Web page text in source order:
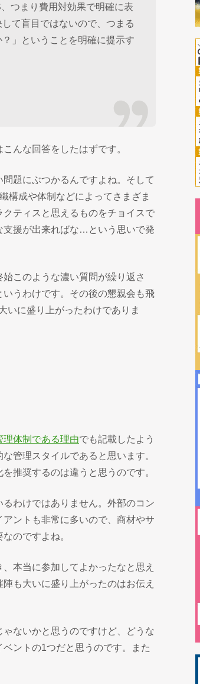
つまり費用対効果で明確に表
て盲目ではないので、つまる
」ということを明確に提示す
んな回答をしたはずです。
題にぶつかるんですよね。そして
構成や体制などによってさまざま
ティスと思えるものをチョイスで
支援が出来ればな…という思いで発
このような濃い質問が繰り返さ
うわけです。その後の懇親会も飛
いに盛り上がったわけでありま
体制である理由でも記載したよう
管理スタイルであると思います。
推奨するのは違うと思うのです。
わけではありません。外部のコン
ントも非常に多いので、商材やサ
のですよね。
本当に参加してよかったなと思え
も大いに盛り上がったのはお伝え
ないかと思うのですけど、どうな
ントの1つだと思うのです。また